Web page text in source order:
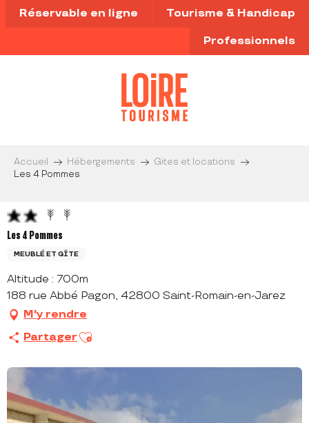
Aller
au
principal
Réservable en ligne Tourisme & Handicap
Professionnels
Accueil Hébergements
Gites et locations
Les 4 Pommes
Les 4 Pommes
MEUBLÉ ET GÎTE
Altitude : 700m
188 rue Abbé Pagon, 42800 Saint-Romain-en-Jarez
M'y rendre
Partager Ajouter aux favoris